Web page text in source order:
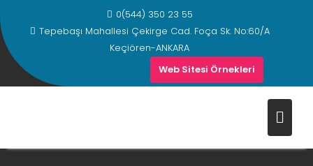
0(544) 350 23 55
Tepebaşı Mahallesi Çekirge Cad. Foça Sk. No:60/A
Keçiören-ANKARA
Web Sitesi Örnekleri